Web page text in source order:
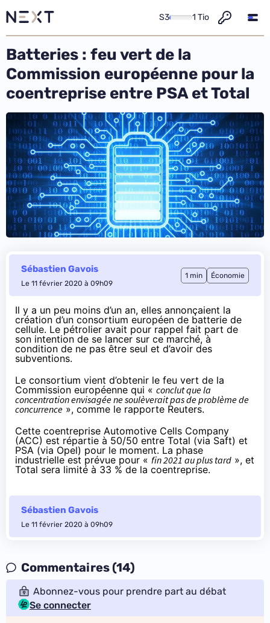
S3 1 Tio
Batteries : feu vert de la
Commission européenne pour la
coentreprise entre PSA et Total
Sébastien Gavois
Le 11 février 2020 à 09h09
1 min Économie
Il y a un peu moins d’un an, elles annonçaient la
création d’un consortium européen de batterie de
cellule. Le pétrolier avait pour rappel fait part de
son intention de se lancer sur ce marché, à
condition de ne pas être seul et d’avoir des
subventions.
Le consortium vient d’obtenir le feu vert de la
Commission européenne qui « conclut que la
concentration envisagée ne soulèverait pas de problème de
concurrence », comme le rapporte Reuters.
Cette coentreprise Automotive Cells Company
(ACC) est répartie à 50/50 entre Total (via Saft) et
PSA (via Opel) pour le moment. La phase
industrielle est prévue pour « fin 2021 au plus tard », et
Total sera limité à 33 % de la coentreprise.
Sébastien Gavois
Le 11 février 2020 à 09h09
Commentaires (14)
Abonnez-vous pour prendre part au débat
Se connecter